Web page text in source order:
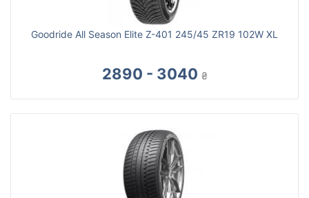
Goodride All Season Elite Z-401 245/45 ZR19 102W XL
2890 - 3040 ₴